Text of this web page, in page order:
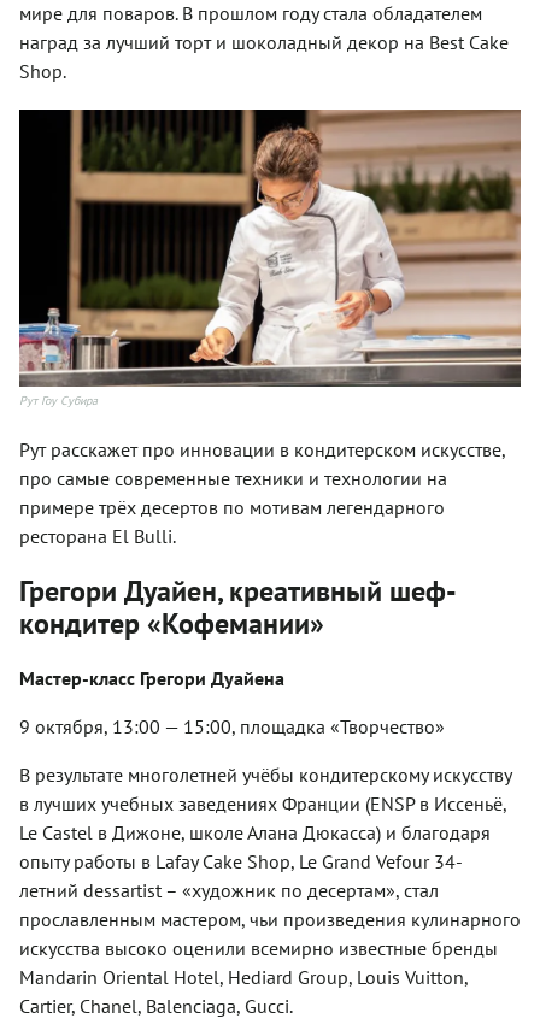
мире для поваров. В прошлом году стала обладателем
наград за лучший торт и шоколадный декор на Best Cake
Shop.
Рут Гоу Субира
Рут расскажет про инновации в кондитерском искусстве,
про самые современные техники и технологии на
примере трёх десертов по мотивам легендарного
ресторана El Bulli.
Грегори Дуайен, креативный шеф-
кондитер «Кофемании»
Мастер-класс Грегори Дуайена
9 октября, 13:00 — 15:00, площадка «Творчество»
В результате многолетней учёбы кондитерскому искусству
в лучших учебных заведениях Франции (ENSP в Иссеньё,
Le Castel в Дижоне, школе Алана Дюкасса) и благодаря
опыту работы в Lafay Cake Shop, Le Grand Vefour 34-
летний dessartist – «художник по десертам», стал
прославленным мастером, чьи произведения кулинарного
искусства высоко оценили всемирно известные бренды
Mandarin Oriental Hotel, Hediard Group, Louis Vuitton,
Cartier, Chanel, Balenciaga, Gucci.